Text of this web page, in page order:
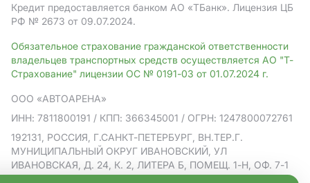
Кредит предоставляется банком АO «ТБанк». Лицензия ЦБ
РФ № 2673 от 09.07.2024.
Обязательное страхование гражданской ответственности
владельцев транспортных средств осуществляется АО "Т-
Страхование" лицензии ОС № 0191-03 от 01.07.2024 г.
ООО «АВТОАРЕНА»
ИНН: 7811800191 / КПП: 366345001 / ОГРН: 1247800072761
192131, РОССИЯ, Г.САНКТ-ПЕТЕРБУРГ, ВН.ТЕР.Г.
МУНИЦИПАЛЬНЫЙ ОКРУГ ИВАНОВСКИЙ, УЛ
ИВАНОВСКАЯ, Д. 24, К. 2, ЛИТЕРА Б, ПОМЕЩ. 1-Н, ОФ. 7-1